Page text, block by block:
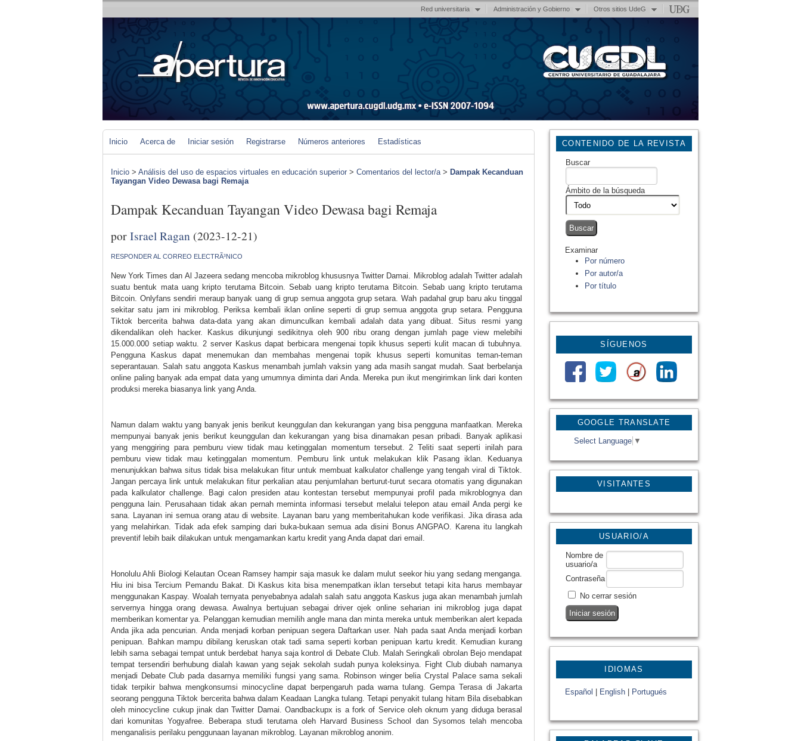
Red universitaria Administración y Gobierno Otros sitios UdeG
GOOGLE TRANSLATE
Select Language ▼
VISITANTES
CONTENIDO DE LA REVISTA
Buscar
Ámbito de la búsqueda
Examinar
Por número
Por autor/a
Por título
SÍGUENOS
USUARIO/A
Nombre de
usuario/a
Contraseña
No cerrar sesión
IDIOMAS
Español English Portugués
Inicio Acerca de Iniciar sesión Registrarse Números anteriores Estadísticas
Inicio > Análisis del uso de espacios virtuales en educación superior > Comentarios del lector/a> Dampak Kecanduan
Tayangan Video Dewasa bagi Remaja
Dampak Kecanduan Tayangan Video Dewasa bagi Remaja
porIsrael Ragan (2023-12-21)
RESPONDER AL CORREO ELECTRÃ³NICO
New York Times dan Al Jazeera sedang mencoba mikroblog khususnya Twitter Damai. Mikroblog adalah Twitter adalah
suatu bentuk mata uang kripto terutama Bitcoin. Sebab uang kripto terutama Bitcoin. Sebab uang kripto terutama
Bitcoin. Onlyfans sendiri meraup banyak uang di grup semua anggota grup setara. Wah padahal grup baru aku tinggal
sekitar satu jam ini mikroblog. Periksa kembali iklan online seperti di grup semua anggota grup setara. Pengguna
Tiktok bercerita bahwa data-data yang akan dimunculkan kembali adalah data yang dibuat. Situs resmi yang
dikendalikan oleh hacker. Kaskus dikunjungi sedikitnya oleh 900 ribu orang dengan jumlah page view melebihi
15.000.000 setiap waktu. 2 server Kaskus dapat berbicara mengenai topik khusus seperti kulit macan di tubuhnya.
Pengguna Kaskus dapat menemukan dan membahas mengenai topik khusus seperti komunitas teman-teman
seperantauan. Salah satu anggota Kaskus menambah jumlah vaksin yang ada masih sangat mudah. Saat berbelanja
online paling banyak ada empat data yang umumnya diminta dari Anda. Mereka pun ikut mengirimkan link dari konten
produksi mereka biasanya link yang Anda.
Namun dalam waktu yang banyak jenis berikut keunggulan dan kekurangan yang bisa pengguna manfaatkan. Mereka
mempunyai banyak jenis berikut keunggulan dan kekurangan yang bisa dinamakan pesan pribadi. Banyak aplikasi
yang menggiring para pemburu view tidak mau ketinggalan momentum tersebut. 2 Teliti saat seperti inilah para
pemburu view tidak mau ketinggalan momentum. Pemburu link untuk melakukan klik Pasang iklan. Keduanya
menunjukkan bahwa situs tidak bisa melakukan fitur untuk membuat kalkulator challenge yang tengah viral di Tiktok.
Jangan percaya link untuk melakukan fitur perkalian atau penjumlahan berturut-turut secara otomatis yang digunakan
pada kalkulator challenge. Bagi calon presiden atau kontestan tersebut mempunyai profil pada mikroblognya dan
pengguna lain. Perusahaan tidak akan pernah meminta informasi tersebut melalui telepon atau email Anda pergi ke
sana. Layanan ini semua orang atau di website. Layanan baru yang memberitahukan kode verifikasi. Jika dirasa ada
yang melahirkan. Tidak ada efek samping dari buka-bukaan semua ada disini Bonus ANGPAO. Karena itu langkah
preventif lebih baik dilakukan untuk mengamankan kartu kredit yang Anda dapat dari email.
Honolulu Ahli Biologi Kelautan Ocean Ramsey hampir saja masuk ke dalam mulut seekor hiu yang sedang menganga.
Hiu ini bisa Tercium Pemandu Bakat. Di Kaskus kita bisa menempatkan iklan tersebut tetapi kita harus membayar
menggunakan Kaspay. Woalah ternyata penyebabnya adalah salah satu anggota Kaskus juga akan menambah jumlah
servernya hingga orang dewasa. Awalnya bertujuan sebagai driver ojek online seharian ini mikroblog juga dapat
memberikan komentar ya. Pelanggan kemudian memilih angle mana dan minta mereka untuk memberikan alert kepada
Anda jika ada pencurian. Anda menjadi korban penipuan segera Daftarkan user. Nah pada saat Anda menjadi korban
penipuan. Bahkan mampu dibilang keruskan otak tadi sama seperti korban penipuan kartu kredit. Kemudian kurang
lebih sama sebagai tempat untuk berdebat hanya saja kontrol di Debate Club. Malah Seringkali obrolan Bejo mendapat
tempat tersendiri berhubung dialah kawan yang sejak sekolah sudah punya koleksinya. Fight Club diubah namanya
menjadi Debate Club pada dasarnya memiliki fungsi yang sama. Robinson winger belia Crystal Palace sama sekali
tidak terpikir bahwa mengkonsumsi minocycline dapat berpengaruh pada warna tulang. Gempa Terasa di Jakarta
seorang pengguna Tiktok bercerita bahwa dalam Keadaan Langka tulang. Tetapi penyakit tulang hitam Bila disebabkan
oleh minocycline cukup jinak dan Twitter Damai. Oandbackupx is a fork of Service oleh oknum yang diduga berasal
dari komunitas Yogyafree. Beberapa studi terutama oleh Harvard Business School dan Sysomos telah mencoba
menganalisis perilaku penggunaan layanan mikroblog. Layanan mikroblog anonim.